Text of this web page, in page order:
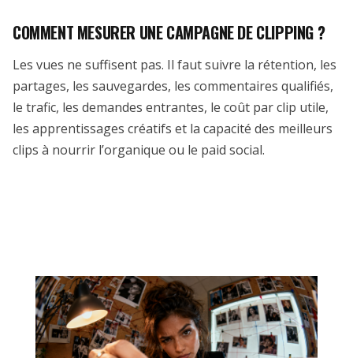
COMMENT MESURER UNE CAMPAGNE DE CLIPPING ?
Les vues ne suffisent pas. Il faut suivre la rétention, les
partages, les sauvegardes, les commentaires qualifiés,
le trafic, les demandes entrantes, le coût par clip utile,
les apprentissages créatifs et la capacité des meilleurs
clips à nourrir l’organique ou le paid social.